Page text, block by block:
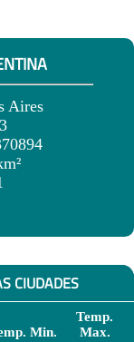
Aires
CIUDADES
Min.
Temp.
Max.